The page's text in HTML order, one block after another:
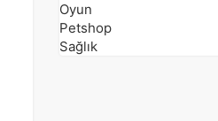
Oyun
Petshop
Sağlık